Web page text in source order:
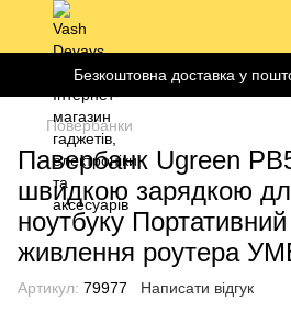
Безкоштовна доставка у
Повербанки
Павербанк Ugreen
швидкою зарядкою
ноутбуку
живлення роутера
Артикул: 79977 Написати відгук